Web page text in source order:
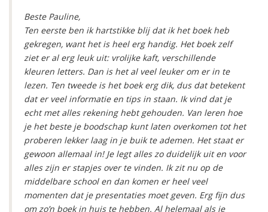
Beste Pauline,
Ten eerste ben ik hartstikke blij dat ik het boek heb
gekregen, want het is heel erg handig. Het boek zelf
ziet er al erg leuk uit: vrolijke kaft, verschillende
kleuren letters. Dan is het al veel leuker om er in te
lezen. Ten tweede is het boek erg dik, dus dat betekent
dat er veel informatie en tips in staan. Ik vind dat je
echt met alles rekening hebt gehouden. Van leren hoe
je het beste je boodschap kunt laten overkomen tot het
proberen lekker laag in je buik te ademen. Het staat er
gewoon allemaal in! Je legt alles zo duidelijk uit en voor
alles zijn er stapjes over te vinden. Ik zit nu op de
middelbare school en dan komen er heel veel
momenten dat je presentaties moet geven. Erg fijn dus
om zo’n boek in huis te hebben. Al helemaal als je